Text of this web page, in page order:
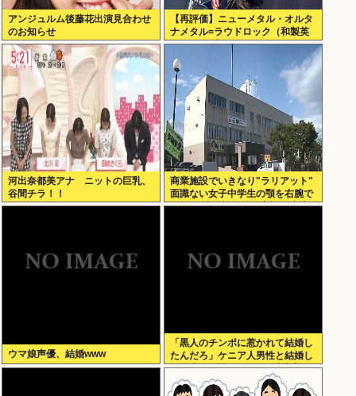
アンジュルム後藤花出演見合わせ
のお知らせ
【再評価】ニューメタル・オルタ
ナメタル=ラウドロック（和製英
語）がZに刺さってるらしい。お
前らがキッズの頃好きだったバン
ドは何？
河出奈都美アナ ニットの巨乳、
谷間チラ！！
商業施設でいきなり"ラリアット"
面識ない女子中学生の顎を右腕で
殴打 22歳女性を暴行容疑で逮捕
ウマ娘声優、結婚www
「黒人のチンポに惹かれて結婚し
たんだろ」ケニア人男性と結婚し
た日本人女性（31）に”誹謗中
傷”殺到